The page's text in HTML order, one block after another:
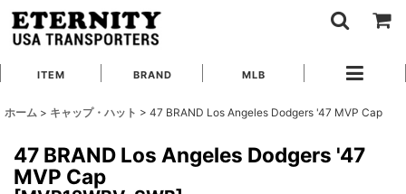
ITEM BRAND MLB
ホーム > キャップ・ハット > 47 BRAND Los Angeles Dodgers '47 MVP Cap
47 BRAND Los Angeles Dodgers '47
MVP Cap